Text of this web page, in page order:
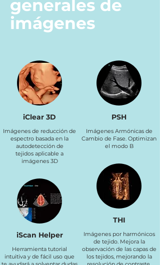
generales de
imágenes
iClear 3D
Imágenes de reducción de
espectro basada en la
autodetección de
tejidos aplicable a
imágenes 3D
iScan Helper
Herramienta tutorial
intuitiva y de fácil uso que
PSH
Imágenes Armónicas de
Cambio de Fase. Optimizan
el modo B
THI
Imágenes por harmónicos
de tejido. Mejora la
observación de las capas de
los tejidos, mejorando la